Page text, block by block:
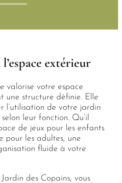
extérieur
valorise votre espace
une structure définie. Elle
l’utilisation de votre jardin
leur fonction. Qu’il
de jeux pour les enfants
pour les adultes, une
fluide à votre
des Copains, vous